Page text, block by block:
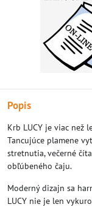
Popis
Krb LUCY je viac než
Tancujúce plamene
stretnutia, večerné
obľúbeného čaju.
Moderný dizajn sa
LUCY nie je len